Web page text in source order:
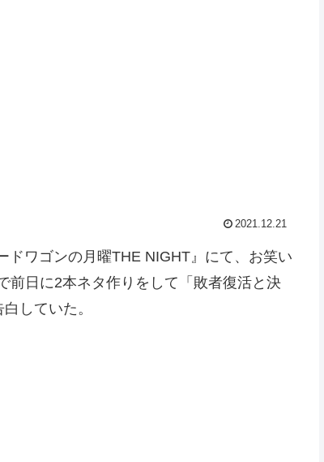
2021.12.21
ドワゴンの月曜THE NIGHT』にて、お笑い
前日に2本ネタ作りをして「敗者復活と決
していた。